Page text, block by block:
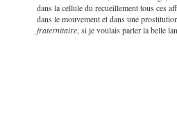
dans la cellule du recueillement tous ces
dans le mouvement et dans une
fraternitaire, si je voulais parler la belle